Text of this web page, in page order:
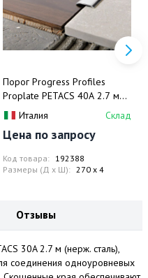
Порог Progress Profiles
Proplate PETAСS 40A 2.7 м
(нерж. сталь), самоклеящийся
Италия Склад
Цена по запросу
Код товара: 192388
Размеры (Д x Ш): 270 x 4
Отзывы
30A 2.7 м (нерж. сталь),
соединения одноуровневых